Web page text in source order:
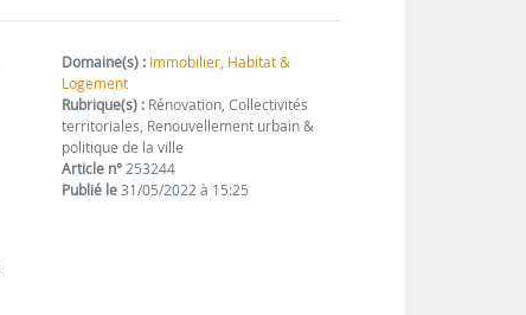
Domaine(s) : Immobilier, Habitat &
Logement
Rubrique(s) : Rénovation, Collectivités
territoriales, Renouvellement urbain &
politique de la ville
Article n°253244
Publié le31/05/2022 à 15:25